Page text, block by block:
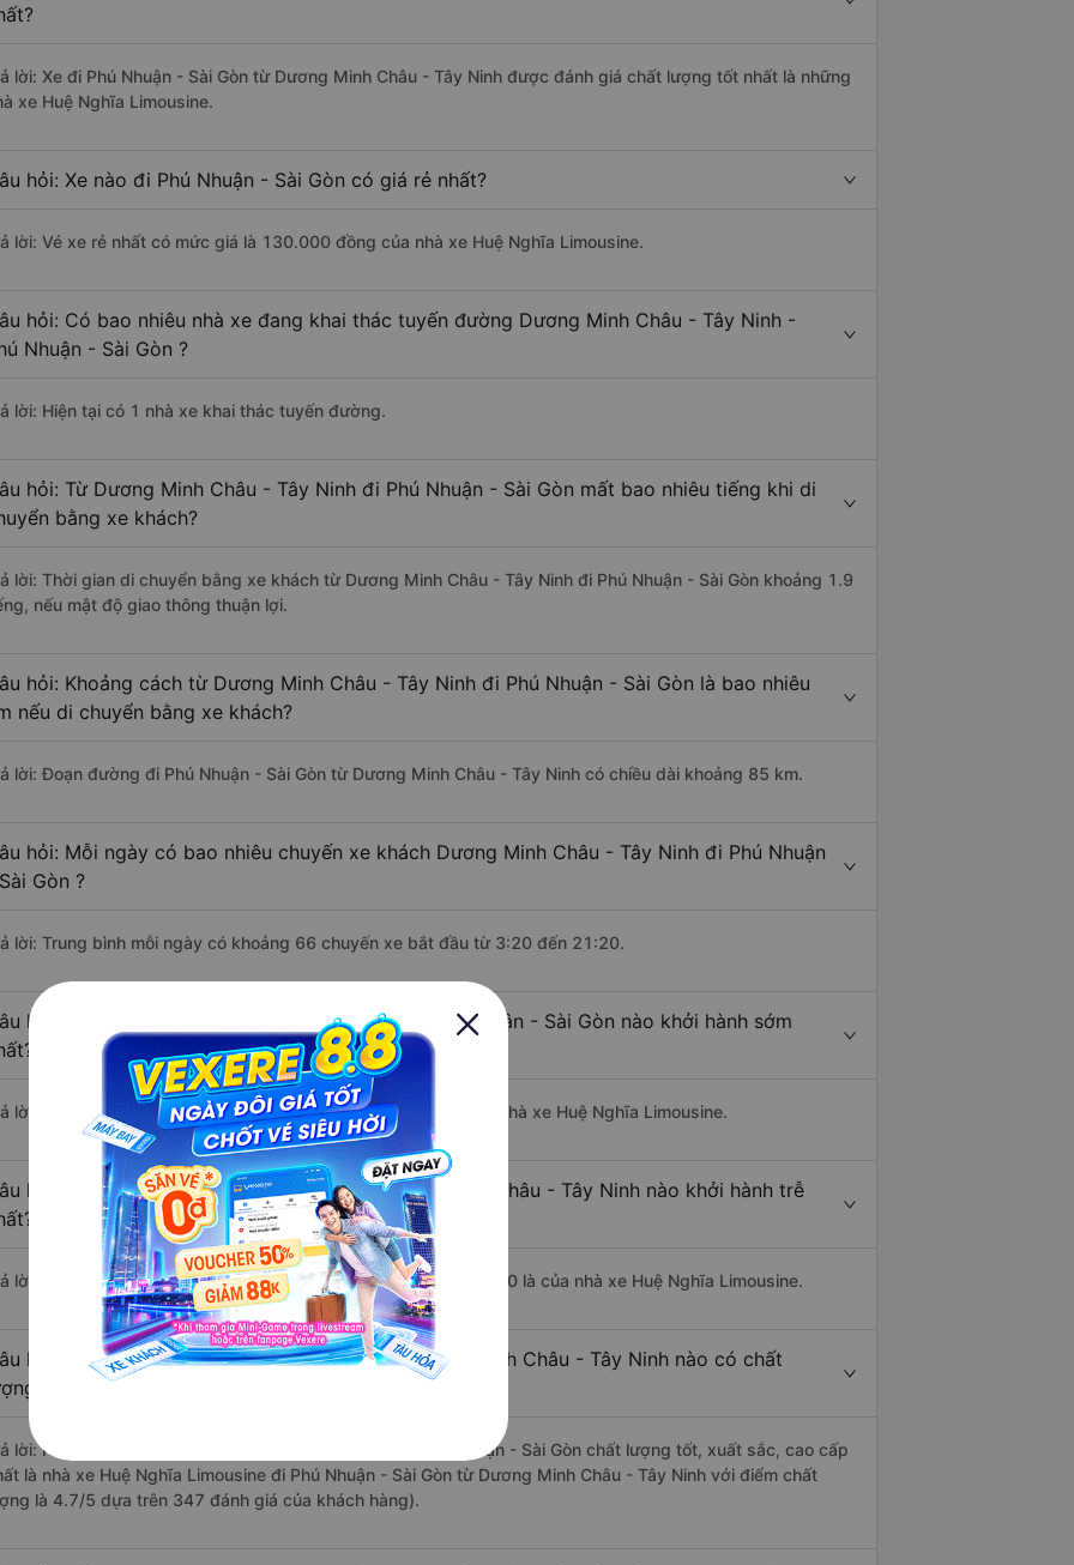
lời: Xe đi Phú Nhuận - Sài Gòn từ Dương Minh Châu - Tây Ninh được đánh giá chất lượng tốt nhất là những
xe Huệ Nghĩa Limousine.
hỏi: Xe nào đi Phú Nhuận - Sài Gòn có giá rẻ nhất?
lời: Vé xe rẻ nhất có mức giá là 130.000 đồng của nhà xe Huệ Nghĩa Limousine.
hỏi: Có bao nhiêu nhà xe đang khai thác tuyến đường Dương Minh Châu - Tây Ninh -
Nhuận - Sài Gòn ?
lời: Hiện tại có 1 nhà xe khai thác tuyến đường.
hỏi: Từ Dương Minh Châu - Tây Ninh đi Phú Nhuận - Sài Gòn mất bao nhiêu tiếng khi di
bằng xe khách?
lời: Thời gian di chuyển bằng xe khách từ Dương Minh Châu - Tây Ninh đi Phú Nhuận - Sài Gòn khoảng 1.9
nếu mật độ giao thông thuận lợi.
hỏi: Khoảng cách từ Dương Minh Châu - Tây Ninh đi Phú Nhuận - Sài Gòn là bao nhiêu
nếu di chuyển bằng xe khách?
lời: Đoạn đường đi Phú Nhuận - Sài Gòn từ Dương Minh Châu - Tây Ninh có chiều dài khoảng 85 km.
hỏi: Mỗi ngày có bao nhiêu chuyến xe khách Dương Minh Châu - Tây Ninh đi Phú Nhuận
Gòn ?
lời: Trung bình mỗi ngày có khoảng 66 chuyến xe bắt đầu từ 3:20 đến 21:20.
hỏi: Nhà xe đi Dương Minh Châu - Tây Ninh Phú Nhuận - Sài Gòn nào khởi hành sớm
lời: Chuyến xe có giờ xuất phát sớm nhất vào lúc 3:20 là của nhà xe Huệ Nghĩa Limousine.
hỏi: Nhà xe đi Phú Nhuận - Sài Gòn từ Dương Minh Châu - Tây Ninh nào khởi hành trễ
lời: Chuyến xe có giờ xuất phát trễ (muộn) nhất là vào lúc 21:20 là của nhà xe Huệ Nghĩa Limousine.
hỏi: Review xe đi Phú Nhuận - Sài Gòn từ Dương Minh Châu - Tây Ninh nào có chất
tốt, xuất sắc, cao cấp nhất?
lời: Những hãng xe đi Dương Minh Châu - Tây Ninh Phú Nhuận - Sài Gòn chất lượng tốt, xuất sắc, cao cấp
là nhà xe Huệ Nghĩa Limousine đi Phú Nhuận - Sài Gòn từ Dương Minh Châu - Tây Ninh với điểm chất
là 4.7/5 dựa trên 347 đánh giá của khách hàng).